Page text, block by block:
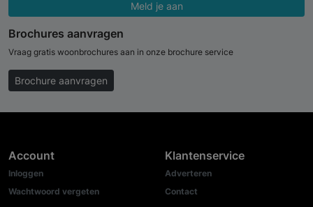
Meld je aan
Brochures aanvragen
Vraag gratis woonbrochures aan in onze brochure service
Brochure aanvragen
Account
Inloggen
Wachtwoord vergeten
Klantenservice
Adverteren
Contact